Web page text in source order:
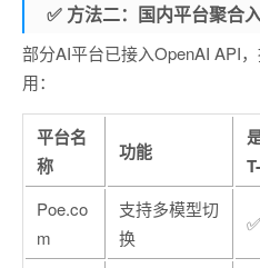
✅ 方法二：国内平台聚合
部分AI平台已接入OpenAI API
用：
平台名
称
功能
Poe.co
m
支持多模型切
换
✅